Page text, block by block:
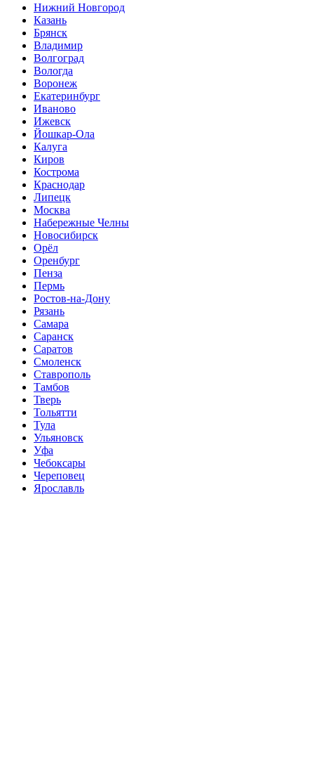
Нижний Нoвгород
Казань
Брянск
Владимир
Волгоград
Вологда
Воронеж
Екатеринбург
Иваново
Ижевск
Йошкар-Ола
Калуга
Киров
Кострома
Краснодар
Липецк
Москва
Набережные Челны
Новосибирск
Орёл
Оренбург
Пенза
Пермь
Ростов-на-Дону
Рязань
Самара
Саранск
Саратов
Смоленск
Ставрополь
Тамбов
Тверь
Тольятти
Тула
Ульяновск
Уфа
Чебоксары
Череповец
Ярославль